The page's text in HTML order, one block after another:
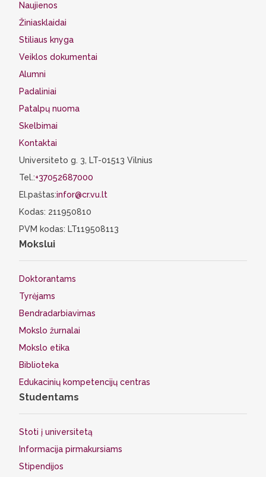
Naujienos
Žiniasklaidai
Stiliaus knyga
Veiklos dokumentai
Alumni
Padaliniai
Patalpų nuoma
Skelbimai
Kontaktai
Universiteto g. 3, LT-01513 Vilnius
Tel.:+37052687000
El.paštas:infor@cr.vu.lt
Kodas: 211950810
PVM kodas: LT119508113
Mokslui
Doktorantams
Tyrėjams
Bendradarbiavimas
Mokslo žurnalai
Mokslo etika
Biblioteka
Edukacinių kompetencijų centras
Studentams
Stoti į universitetą
Informacija pirmakursiams
Stipendijos